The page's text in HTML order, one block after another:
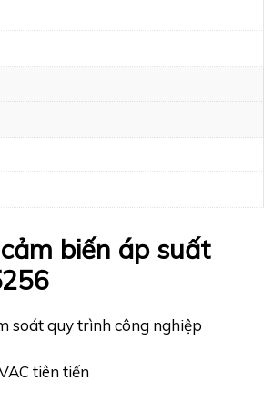
biến áp suất
soát quy trình công nghiệp
tiên tiến